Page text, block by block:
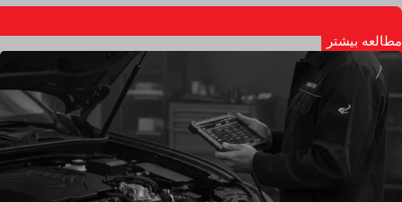
مطالعه بیشتر